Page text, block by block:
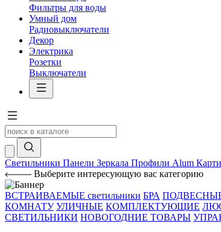
Фильтры для воды
Умный дом
Радиовыключатели
Декор
Электрика
Розетки
Выключатели
Светильники Панели Зеркала Профили Alum
Выберите интересующую вас категорию
ВСТРАИВАЕМЫЕ светильники БРА
КОМНАТУ УЛИЧНЫЕ КОМПЛЕКТУЮЩИЕ
СВЕТИЛЬНИКИ НОВОГОДНИЕ ТОВАРЫ